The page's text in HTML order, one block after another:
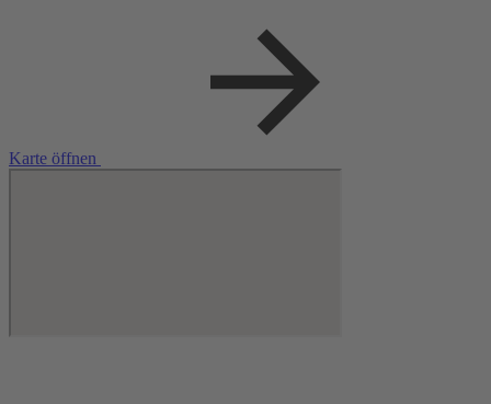
Karte öffnen